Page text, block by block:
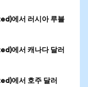
에서 러시아 루블
에서 캐나다 달러
에서 호주 달러